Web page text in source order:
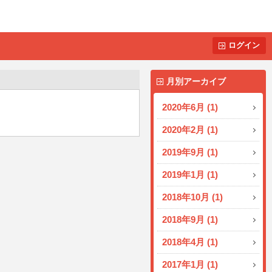
ログイン
月別アーカイブ
2020年6月 (1)
2020年2月 (1)
2019年9月 (1)
2019年1月 (1)
2018年10月 (1)
2018年9月 (1)
2018年4月 (1)
2017年1月 (1)